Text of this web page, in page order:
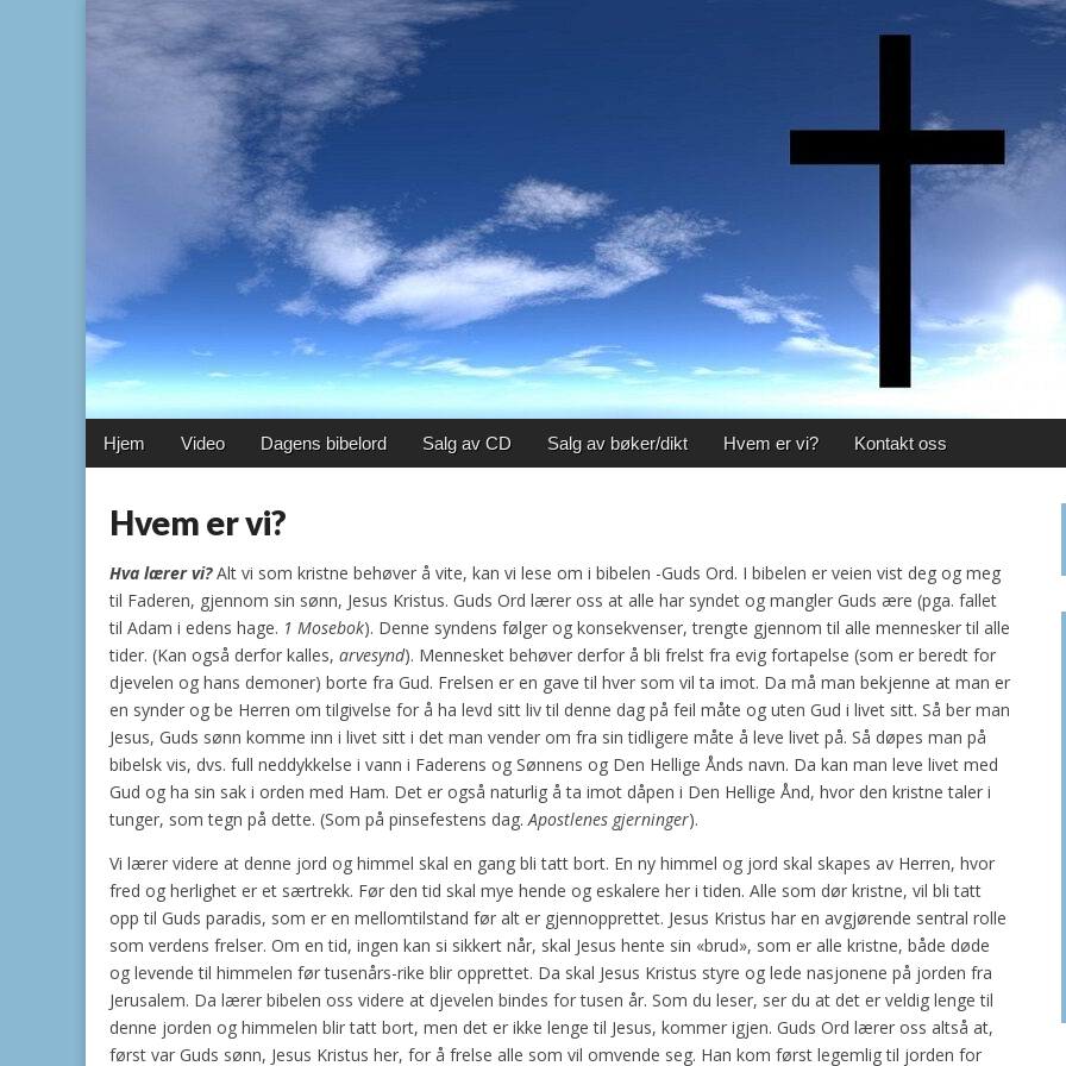
vaagshaug.com
Main
Skip
Hjem Video Dagens bibelord Salg av CD Salg av bøker/dikt Hvem er vi? Kontakt oss
Hvem er vi?
Hva lærer vi? Alt vi som kristne behøver å vite, kan vi lese om i bibelen -Guds Ord. I bibelen er veien vist deg og meg
til Faderen, gjennom sin sønn, Jesus Kristus. Guds Ord lærer oss at alle har syndet og mangler Guds ære (pga. fallet
til Adam i edens hage. 1 Mosebok). Denne syndens følger og konsekvenser, trengte gjennom til alle mennesker til alle
tider. (Kan også derfor kalles, arvesynd). Mennesket behøver derfor å bli frelst fra evig fortapelse (som er beredt for
djevelen og hans demoner) borte fra Gud. Frelsen er en gave til hver som vil ta imot. Da må man bekjenne at man er
en synder og be Herren om tilgivelse for å ha levd sitt liv til denne dag på feil måte og uten Gud i livet sitt. Så ber man
Jesus, Guds sønn komme inn i livet sitt i det man vender om fra sin tidligere måte å leve livet på. Så døpes man på
bibelsk vis, dvs. full neddykkelse i vann i Faderens og Sønnens og Den Hellige Ånds navn. Da kan man leve livet med
Gud og ha sin sak i orden med Ham. Det er også naturlig å ta imot dåpen i Den Hellige Ånd, hvor den kristne taler i
tunger, som tegn på dette. (Som på pinsefestens dag.Apostlenes gjerninger).
Vi lærer videre at denne jord og himmel skal en gang bli tatt bort. En ny himmel og jord skal skapes av Herren, hvor
fred og herlighet er et særtrekk. Før den tid skal mye hende og eskalere her i tiden. Alle som dør kristne, vil bli tatt
opp til Guds paradis, som er en mellomtilstand før alt er gjennopprettet. Jesus Kristus har en avgjørende sentral rolle
som verdens frelser. Om en tid, ingen kan si sikkert når, skal Jesus hente sin «brud», som er alle kristne, både døde
og levende til himmelen før tusenårs-rike blir opprettet. Da skal Jesus Kristus styre og lede nasjonene på jorden fra
Jerusalem. Da lærer bibelen oss videre at djevelen bindes for tusen år. Som du leser, ser du at det er veldig lenge til
denne jorden og himmelen blir tatt bort, men det er ikke lenge til Jesus, kommer igjen. Guds Ord lærer oss altså at,
først var Guds sønn, Jesus Kristus her, for å frelse alle som vil omvende seg. Han kom først legemlig til jorden for